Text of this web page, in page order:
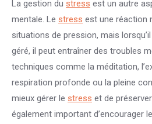
La gestion du stress est un autre
mentale. Le stress est une réaction
situations de pression, mais
géré, il peut entraîner des troubles
techniques comme la méditation,
respiration profonde ou la pleine
mieux gérer le stress et de
également important d’encourager